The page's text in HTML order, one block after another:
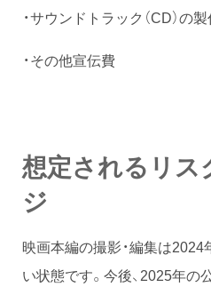
・サウンドトラック（CD）の
・その他宣伝費
想定されるリス
ジ
映画本編の撮影・編集は
い状態です。今後、2025年の